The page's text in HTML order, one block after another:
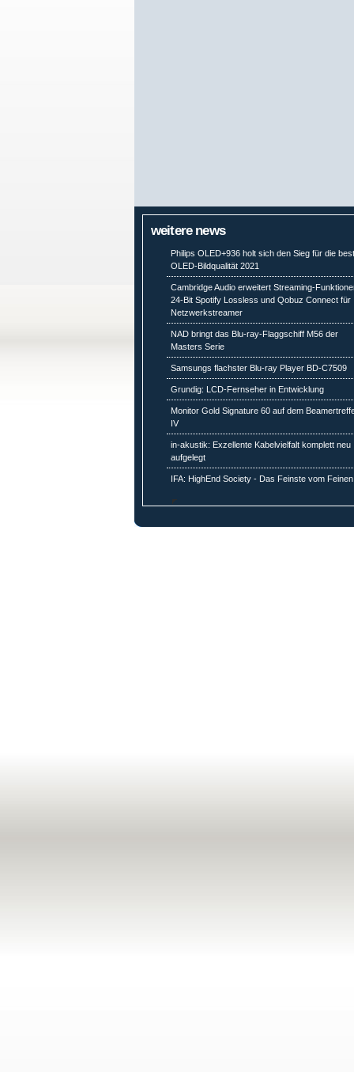
weitere news
Philips OLED+936 holt sich den Sieg für die
OLED-Bildqualität 2021
Cambridge Audio erweitert Streaming-
24-Bit Spotify Lossless und Qobuz Connect für
Netzwerkstreamer
NAD bringt das Blu-ray-Flaggschiff M56 der
Masters Serie
Samsungs flachster Blu-ray Player BD-C7509
Grundig: LCD-Fernseher in Entwicklung
Monitor Gold Signature 60 auf dem
IV
in-akustik: Exzellente Kabelvielfalt komplett neu
aufgelegt
IFA: HighEnd Society - Das Feinste vom Feinen